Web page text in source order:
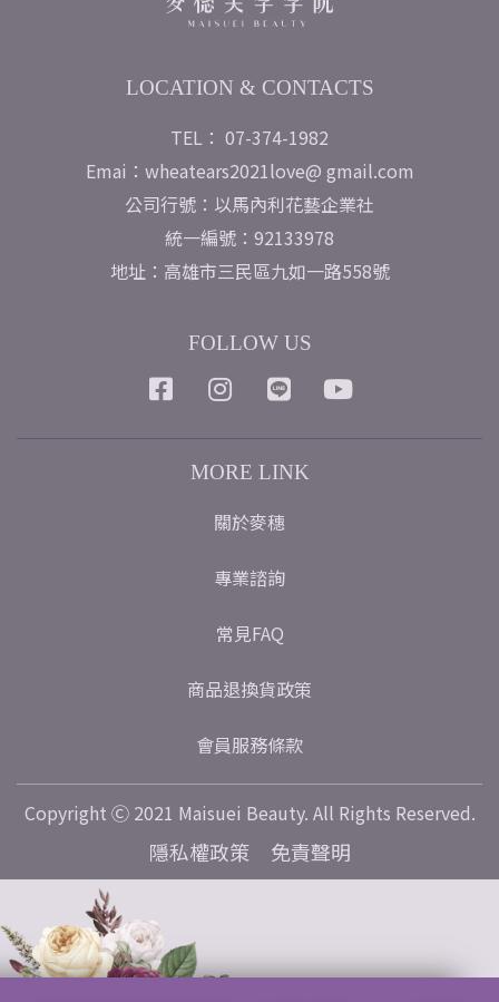
LOCATION & CONTACTS
TEL： 07-374-1982
Emai：wheatears2021love@ gmail.com
公司行號：以馬內利花藝企業社
統一編號：92133978
地址：高雄市三民區九如一路558號
FOLLOW US
MORE LINK
關於麥穗
專業諮詢
常見FAQ
商品退換貨政策
會員服務條款
Copyright Ⓒ 2021 Maisuei Beauty. All Rights Reserved.
隱私權政策 免責聲明